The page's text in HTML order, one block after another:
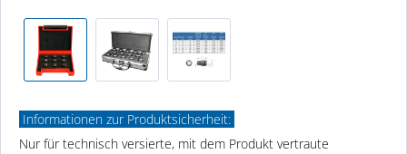
Informationen zur Produktsicherheit:
Nur für technisch versierte, mit dem Produkt vertraute